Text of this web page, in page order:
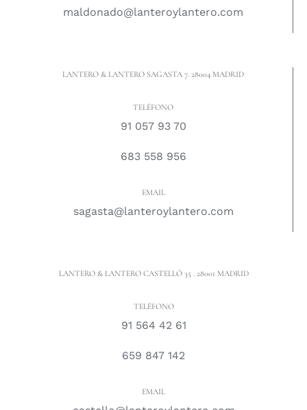
maldonado@lanteroylantero.com
LANTERO & LANTERO SAGASTA 7. 28004 MADRID
TELÉFONO
91 057 93 70
683 558 956
EMAIL
sagasta@lanteroylantero.com
LANTERO & LANTERO CASTELLÓ 35 . 28001 MADRID
TELÉFONO
91 564 42 61
659 847 142
EMAIL